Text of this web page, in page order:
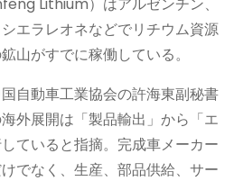
エラレオネなどでリチウム資源
山がすでに稼働している。
自動車工業協会の許海東副秘書
外展開は「製品輸出」から「エ
ていると指摘。完成車メーカー
でなく、生産、部品供給、サー